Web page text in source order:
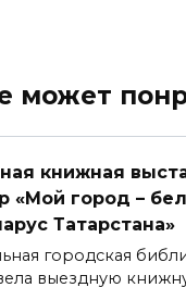
может
книжная
«Мой город –
Татарстана»
городская
выездную